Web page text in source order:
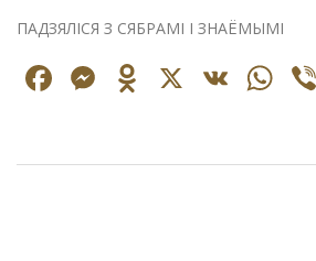
ПАДЗЯЛІСЯ З СЯБРАМІ І ЗНАЁМЫМІ
Facebook
Messenger
X VK